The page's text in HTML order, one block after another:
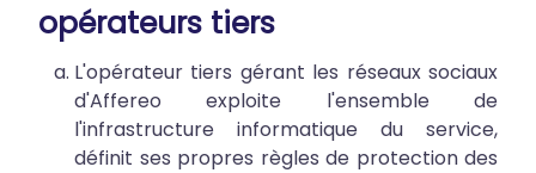
opérateurs tiers
L'opérateur tiers gérant les réseaux sociaux
d'Affereo exploite l'ensemble de
l'infrastructure informatique du service,
définit ses propres règles de protection des